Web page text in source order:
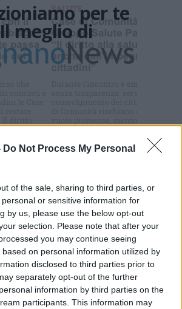
Do Not Process My Personal
of the sale, sharing to third parties, or
or sensitive information for
by us, please use the below opt-out
selection. Please note that after your
you may continue seeing
on personal information utilized by
disclosed to third parties prior to
separately opt-out of the further
information by third parties on the
participants. This information may
per te
Il meglio di
per commentare questo
articolo.
verrà mostrata ai visitatori. Il contenuto di questo
dell'autore e non rappresenta la linea editoriale
autonoma e indipendente. I messaggi inclusi nei
ma post inviati dai singoli lettori che
pubblicati senza filtro preventivo. I commenti
a siti esterni verranno rimossi in automatico dal